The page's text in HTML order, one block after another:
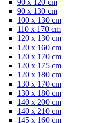
90 x 120 cm
90 x 130 cm
100 x 130 cm
110 x 170 cm
120 x 130 cm
120 x 160 cm
120 x 170 cm
120 x 175 cm
120 x 180 cm
130 x 170 cm
130 x 180 cm
140 x 200 cm
140 x 210 cm
145 x 160 cm